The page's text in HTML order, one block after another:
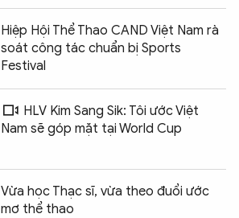
Hiệp Hội Thể Thao CAND Việt Nam rà
soát công tác chuẩn bị Sports
Festival
HLV Kim Sang Sik: Tôi ước Việt
Nam sẽ góp mặt tại World Cup
Vừa học Thạc sĩ, vừa theo đuổi ước
mơ thể thao